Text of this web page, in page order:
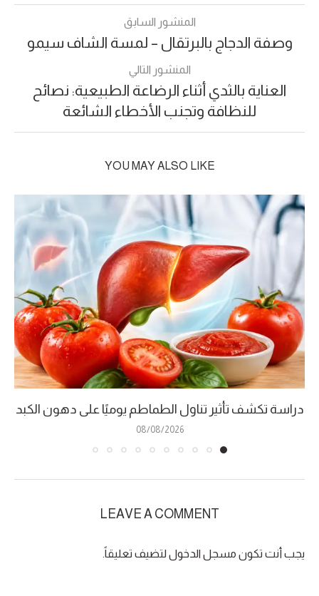
المنشور السابق
وصفة الدجاج بالبرتقال – لمسة الشاف سيمو
المنشور التالي
العناية بالثدي أثناء الرضاعة الطبيعية: نصائح
للنظافة وتجنب الأخطاء الشائعة
YOU MAY ALSO LIKE
دراسة تكشف تأثير تناول الطماطم يوميًا على دهون الكبد
08/08/2026
LEAVE A COMMENT
يجب أنت تكون مسجل الدخول لتضيف تعليقاً.